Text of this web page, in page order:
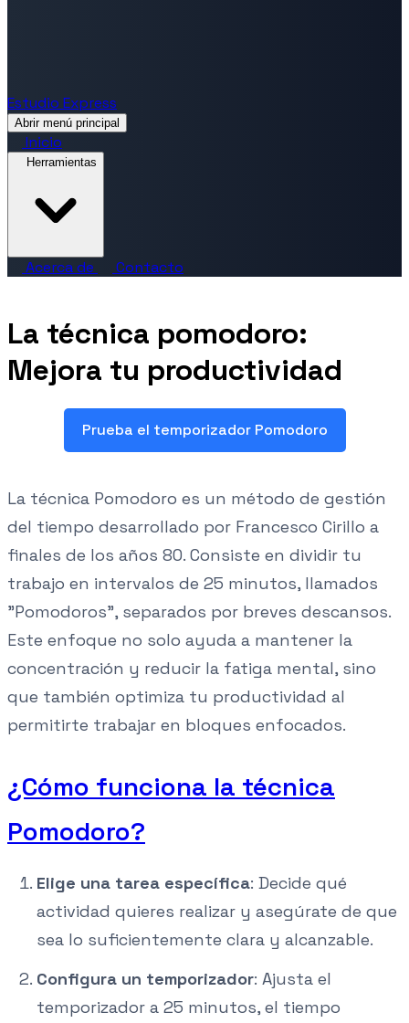
Estudio Express
Abrir menú principal
Inicio
Herramientas
Acerca de Contacto
La técnica pomodoro:
Mejora tu productividad
Prueba el temporizador Pomodoro
La técnica Pomodoro es un método de gestión
del tiempo desarrollado por Francesco Cirillo a
finales de los años 80. Consiste en dividir tu
trabajo en intervalos de 25 minutos, llamados
"Pomodoros", separados por breves descansos.
Este enfoque no solo ayuda a mantener la
concentración y reducir la fatiga mental, sino
que también optimiza tu productividad al
permitirte trabajar en bloques enfocados.
¿Cómo funciona la técnica
Pomodoro?
Elige una tarea específica: Decide qué
actividad quieres realizar y asegúrate de que
sea lo suficientemente clara y alcanzable.
Configura un temporizador: Ajusta el
temporizador a 25 minutos, el tiempo